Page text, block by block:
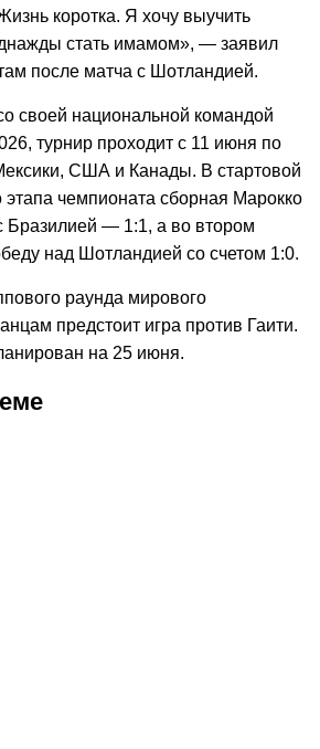
коротка. Я хочу выучить
стать имамом», — заявил
после матча с Шотландией.
своей национальной командой
турнир проходит с 11 июня по
США и Канады. В стартовой
этапа чемпионата сборная Марокко
Бразилией — 1:1, а во втором
над Шотландией со счетом 1:0.
раунда мирового
предстоит игра против Гаити.
на 25 июня.